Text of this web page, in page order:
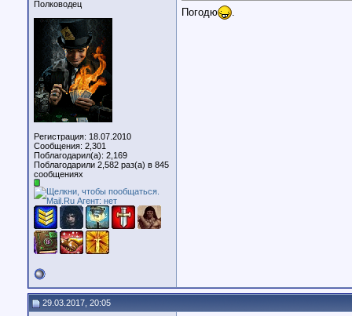
Полководец
Регистрация: 18.07.2010
Сообщения: 2,301
Поблагодарил(а): 2,169
Поблагодарили 2,582 раз(а) в 845
сообщениях
Погодю
29.03.2017, 20:05